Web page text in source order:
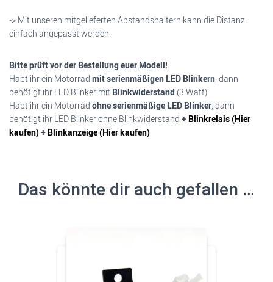
-> Mit unseren mitgelieferten Abstandshaltern kann die Distanz
einfach angepasst werden.
Bitte prüft vor der Bestellung euer Modell!
Habt ihr ein Motorrad mit serienmäßigen LED Blinkern , dann
benötigt ihr LED Blinker mit Blinkwiderstand (3 Watt)
Habt ihr ein Motorrad ohne serienmäßige LED Blinker , dann
benötigt ihr LED Blinker ohne Blinkwiderstand + Blinkrelais (Hier
kaufen) + Blinkanzeige (Hier kaufen)
Das könnte dir auch gefallen …